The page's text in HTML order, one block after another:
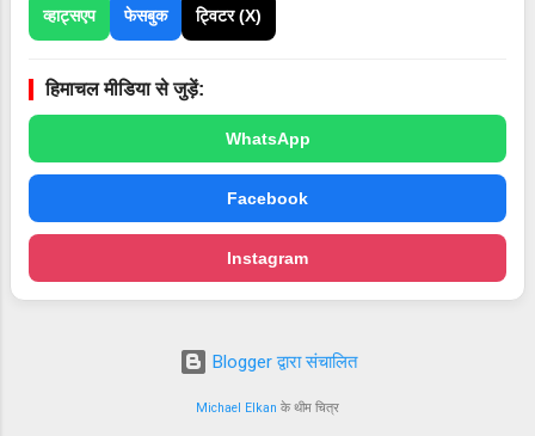
व्हाट्सएप फेसबुक ट्विटर (X)
हिमाचल मीडिया से जुड़ें:
WhatsApp
Facebook
Instagram
Blogger द्वारा संचालित
Michael Elkan के थीम चित्र